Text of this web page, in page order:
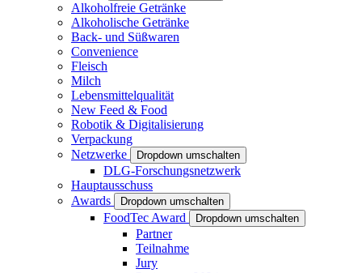
Alkoholfreie Getränke
Alkoholische Getränke
Back- und Süßwaren
Convenience
Fleisch
Milch
Lebensmittelqualität
New Feed & Food
Robotik & Digitalisierung
Verpackung
Netzwerke
Dropdown umschalten
DLG-Forschungsnetzwerk
Hauptausschuss
Awards
Dropdown umschalten
FoodTec Award Dropdown umschalten
Partner
Teilnahme
Jury